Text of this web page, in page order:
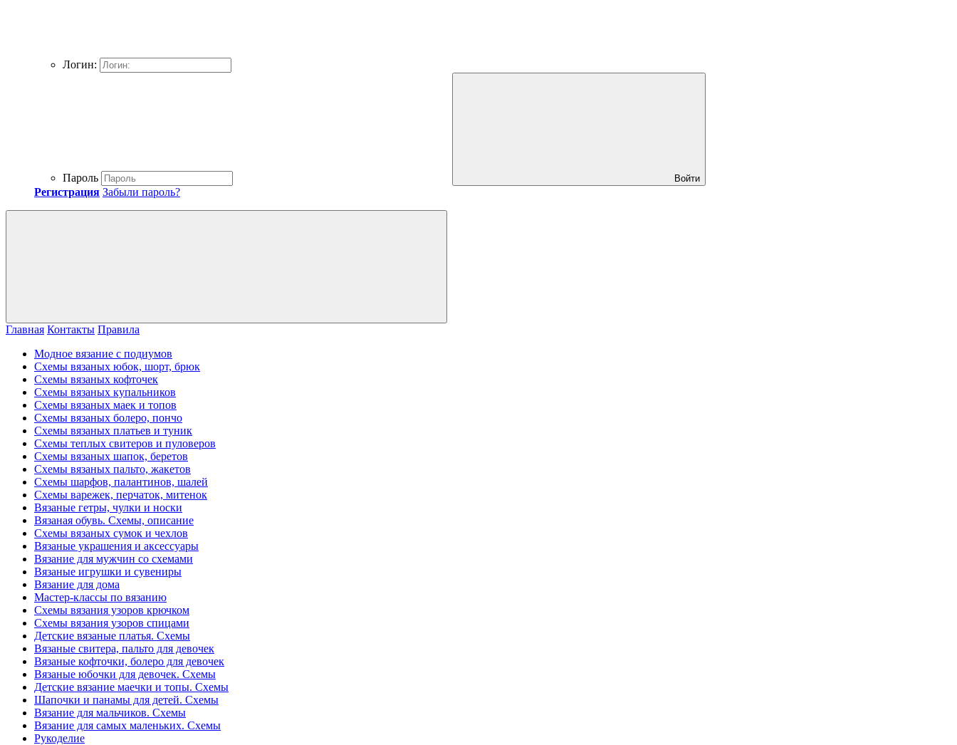
Логин:
Пароль Войти
Регистрация Забыли пароль?
Главная Контакты Правила
Модное вязание с подиумов
Схемы вязаных юбок, шорт, брюк
Схемы вязаных кофточек
Схемы вязаных купальников
Схемы вязаных маек и топов
Схемы вязаных болеро, пончо
Схемы вязаных платьев и туник
Схемы теплых свитеров и пуловеров
Схемы вязаных шапок, беретов
Схемы вязаных пальто, жакетов
Схемы шарфов, палантинов, шалей
Схемы варежек, перчаток, митенок
Вязаные гетры, чулки и носки
Вязаная обувь. Схемы, описание
Схемы вязаных сумок и чехлов
Вязаные украшения и аксессуары
Вязание для мужчин со схемами
Вязаные игрушки и сувениры
Вязание для дома
Мастер-классы по вязанию
Схемы вязания узоров крючком
Схемы вязания узоров спицами
Детские вязаные платья. Схемы
Вязаные свитера, пальто для девочек
Вязаные кофточки, болеро для девочек
Вязаные юбочки для девочек. Схемы
Детские вязание маечки и топы. Схемы
Шапочки и панамы для детей. Схемы
Вязание для мальчиков. Схемы
Вязание для самых маленьких. Схемы
Рукоделие